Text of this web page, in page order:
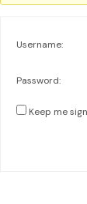
Username:
Password:
Keep me